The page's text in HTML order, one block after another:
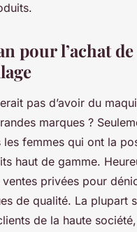
pour l’achat de
pas d’avoir du
marques ?
les femmes qui ont la
haut de gamme.
privées pour
de qualité. La plupart
de la haute